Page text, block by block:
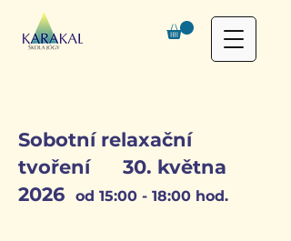
Sobotní relaxační
tvoření 30. května
2026
od 15:00 - 18:00 hod.